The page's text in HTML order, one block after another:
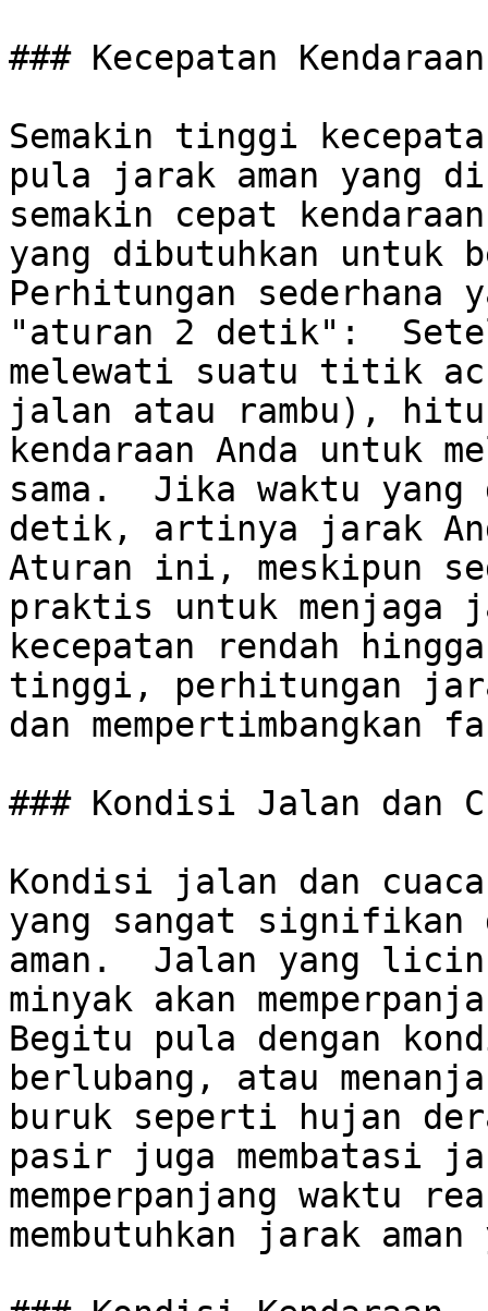
### Kecepatan Kendaraan
Semakin tinggi
pula jarak aman yang
semakin cepat
yang dibutuhkan untuk
Perhitungan sederhana
"aturan 2 detik":
melewati suatu titik
jalan atau rambu),
kendaraan Anda untuk
sama.  Jika waktu
detik, artinya jarak
Aturan ini, meskipun
praktis untuk menjaga
kecepatan rendah
tinggi, perhitungan
dan
### Kondisi Jalan dan
Kondisi jalan dan
yang sangat signifikan
aman.  Jalan yang
minyak akan
Begitu pula dengan
berlubang, atau
buruk seperti hujan
pasir juga membatasi
memperpanjang waktu
membutuhkan jarak